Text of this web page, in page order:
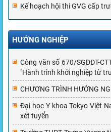
Kế hoạch hội thi GVG cấp
HƯỚNG NGHIỆP
Công văn số 670/SGDĐT-
"Hành trình khởi nghiệp từ
CHƯƠNG TRÌNH HƯỚNG
Đại học Y khoa Tokyo Việt
xét tuyển